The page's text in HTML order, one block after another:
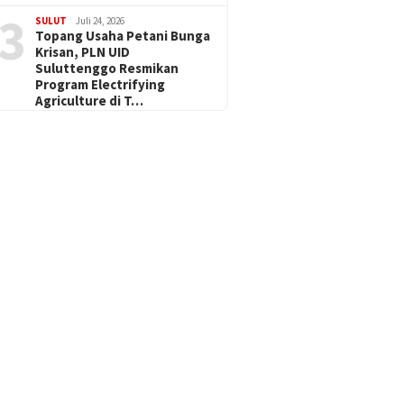
SULUT Juli 24, 2026
Topang Usaha Petani Bunga
Krisan, PLN UID
Suluttenggo Resmikan
Program Electrifying
Agriculture di T…